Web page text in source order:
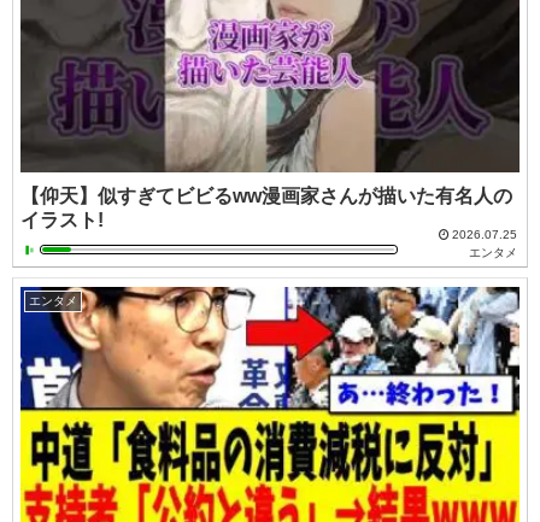
【仰天】似すぎてビビるww漫画家さんが描いた有名人の
イラスト!
2026.07.25
エンタメ
エンタメ